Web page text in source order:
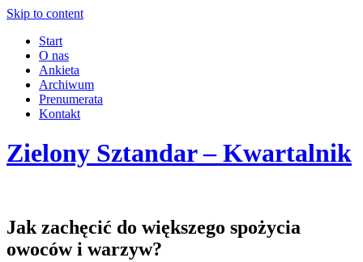
Skip to content
Start
O nas
Ankieta
Archiwum
Prenumerata
Kontakt
Zielony Sztandar – Kwartalnik
Jak zachęcić do większego spożycia
owoców i warzyw?